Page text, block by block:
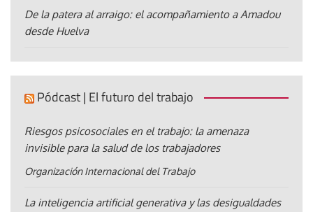
De la patera al arraigo: el acompañamiento a Amadou
desde Huelva
Pódcast | El futuro del trabajo
Riesgos psicosociales en el trabajo: la amenaza
invisible para la salud de los trabajadores
Organización Internacional del Trabajo
La inteligencia artificial generativa y las desigualdades